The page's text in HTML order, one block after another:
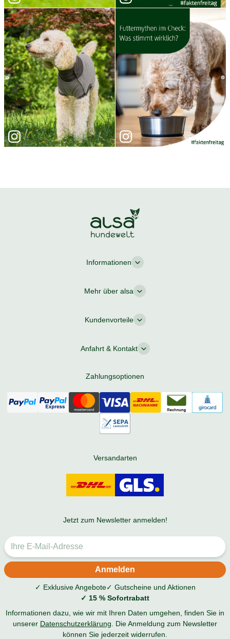
Informationen
Mehr über alsa
Kundenvorteile
Anfahrt & Kontakt
Zahlungsoptionen
Versandarten
Jetzt zum Newsletter anmelden!
✓ Exklusive Angebote✓ Gutscheine und Aktionen
✓ 15 % Sofortrabatt
Informationen dazu, wie wir mit Ihren Daten umgehen, finden Sie in
unserer Datenschutzerklärung . Die Anmeldung zum Newsletter
können Sie jederzeit widerrufen.